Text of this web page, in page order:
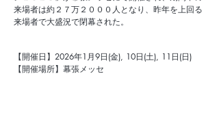
来場者は約２７万２０００人となり、 昨年を上回る
来場者で大盛況で閉幕された。
【開催日】 2026年1月9日(金), 10日(土), 11日(日)
【開催場所】幕張メッセ